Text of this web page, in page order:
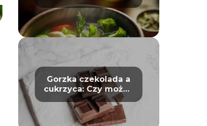
Gorzka czekolada a
cukrzyca: Czy można
bezpiecznie ją jeść?